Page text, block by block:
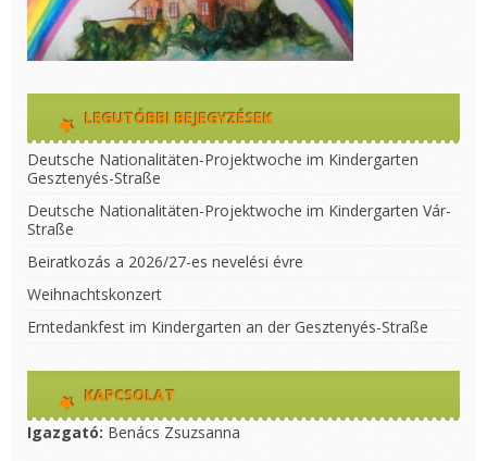
LEGUTÓBBI BEJEGYZÉSEK
Deutsche Nationalitäten-Projektwoche im Kindergarten
Gesztenyés-Straße
Deutsche Nationalitäten-Projektwoche im Kindergarten Vár-
Straße
Beiratkozás a 2026/27-es nevelési évre
Weihnachtskonzert
Erntedankfest im Kindergarten an der Gesztenyés-Straße
KAPCSOLAT
Igazgató: Benács Zsuzsanna